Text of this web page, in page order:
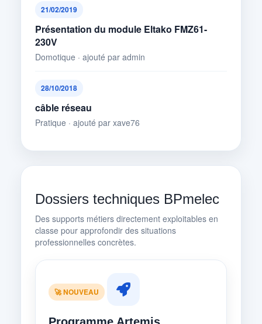
21/02/2019
Présentation du module Eltako FMZ61-
230V
Domotique · ajouté par admin
28/10/2018
câble réseau
Pratique · ajouté par xave76
Dossiers techniques BPmelec
Des supports métiers directement exploitables en
classe pour approfondir des situations
professionnelles concrètes.
🚀 NOUVEAU